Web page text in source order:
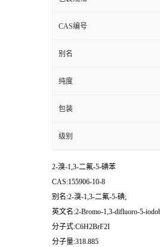
CAS编号
别名
纯度
包装
级别
2-溴-1,3-二氟-5-碘苯
CAS:155906-10-8
别名:2-溴-1,3-二氟-5-碘;
英文名:2-Bromo-1,3-difluoro-5-
分子式:C6H2BrF2I
分子量:318.885